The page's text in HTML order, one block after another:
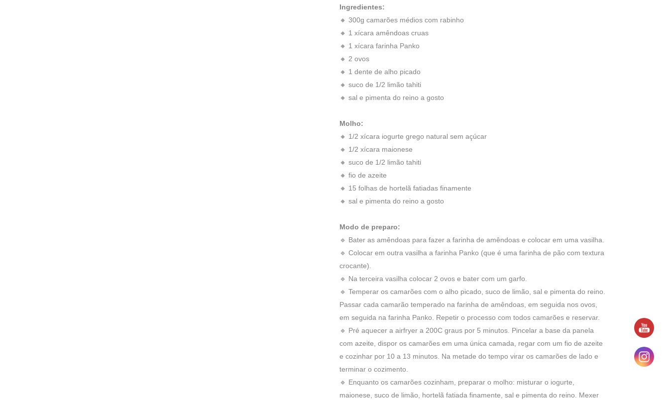
Ingredientes:
🔸 300g camarões médios com rabinho
🔸 1 xícara amêndoas cruas
🔸 1 xícara farinha Panko
🔸 2 ovos
🔸 1 dente de alho picado
🔸 suco de 1/2 limão tahiti
🔸 sal e pimenta do reino a gosto
Molho:
🔸 1/2 xícara iogurte grego natural sem açúcar
🔸 1/2 xícara maionese
🔸 suco de 1/2 limão tahiti
🔸 fio de azeite
🔸 15 folhas de hortelã fatiadas finamente
🔸 sal e pimenta do reino a gosto
Modo de preparo:
🔹 Bater as amêndoas para fazer a farinha de amêndoas e colocar em uma vasilha.
🔹 Colocar em outra vasilha a farinha Panko (que é uma farinha de pão com textura
crocante).
🔹 Na terceira vasilha colocar 2 ovos e bater com um garfo.
🔹 Temperar os camarões com o alho picado, suco de limão, sal e pimenta do reino.
Passar cada camarão temperado na farinha de amêndoas, em seguida nos ovos,
em seguida na farinha Panko. Repetir o processo com todos camarões e reservar.
🔹 Pré aquecer a airfryer a 200C graus por 5 minutos. Pincelar a base da panela
com azeite, dispor os camarões em uma única camada, regar com um fio de azeite
e cozinhar por 10 a 13 minutos. Na metade do tempo virar os camarões de lado e
terminar o cozimento.
🔹 Enquanto os camarões cozinham, preparar o molho: misturar o iogurte,
maionese, suco de limão, hortelã fatiada finamente, sal e pimenta do reino. Mexer